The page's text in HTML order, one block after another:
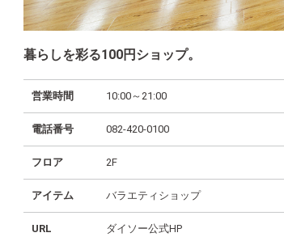
暮らしを彩る100円ショップ。
営業時間 10:00～21:00
電話番号 082-420-0100
フロア 2F
アイテム バラエティショップ
URL ダイソー公式HP